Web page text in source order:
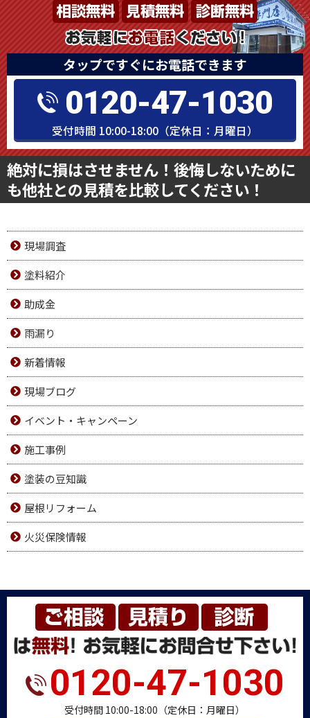
タップですぐにお電話できます
0120-47-1030
受付時間 10:00-18:00（定休日：月曜日）
絶対に損はさせません！後悔しないために
も他社との見積を比較してください！
現場調査
塗料紹介
助成金
雨漏り
新着情報
現場ブログ
イベント・キャンペーン
施工事例
塗装の豆知識
屋根リフォーム
火災保険情報
0120-47-1030
受付時間 10:00-18:00（定休日：月曜日）